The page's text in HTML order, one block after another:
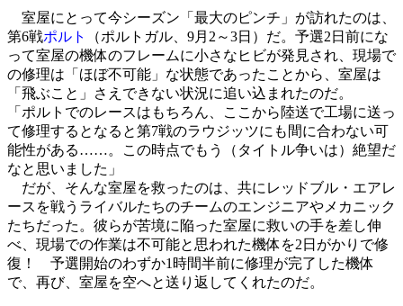
室屋にとって今シーズン「最大のピンチ」が訪れたのは、
第6戦ポルト
（ポルトガル、9月2～3日）だ。予選2日前にな
って室屋の機体のフレームに小さなヒビが発見され、現場で
の修理は「ほぼ不可能」な状態であったことから、室屋は
「飛ぶこと」さえできない状況に追い込まれたのだ。
「ポルトでのレースはもちろん、ここから陸送で工場に送っ
て修理するとなると第7戦のラウジッツにも間に合わない可
能性がある……。この時点でもう（タイトル争いは）絶望だ
なと思いました」
だが、そんな室屋を救ったのは、共にレッドブル・エアレ
ースを戦うライバルたちのチームのエンジニアやメカニック
たちだった。彼らが苦境に陥った室屋に救いの手を差し伸
べ、現場での作業は不可能と思われた機体を2日がかりで修
復！ 予選開始のわずか1時間半前に修理が完了した機体
で、再び、室屋を空へと送り返してくれたのだ。